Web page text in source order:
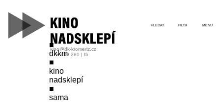
dkkm
kino
nadsklepí
sama
kino@dk-kromeriz.cz
573 339 280 | fb
HLEDAT FILTR MENU